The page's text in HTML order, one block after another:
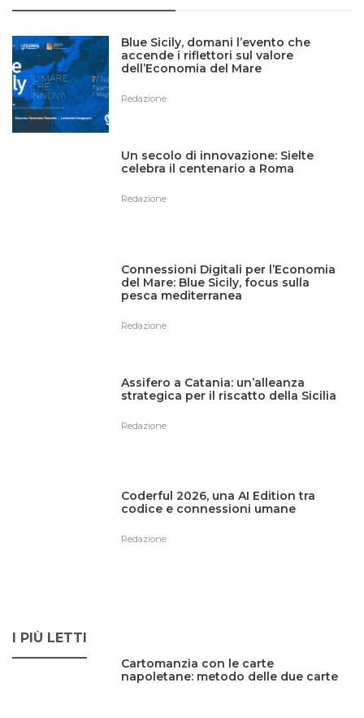
Blue Sicily, domani l’evento che
accende i riflettori sul valore
dell’Economia del Mare
Redazione
Un secolo di innovazione: Sielte
celebra il centenario a Roma
Redazione
Connessioni Digitali per l’Economia
del Mare: Blue Sicily, focus sulla
pesca mediterranea
Redazione
Assifero a Catania: un’alleanza
strategica per il riscatto della Sicilia
Redazione
Coderful 2026, una AI Edition tra
codice e connessioni umane
Redazione
I PIÙ LETTI
Cartomanzia con le carte
napoletane: metodo delle due carte